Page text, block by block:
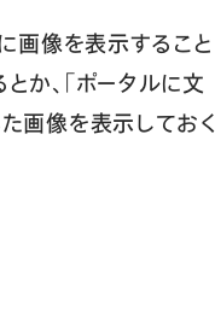
画像を表示すること
か、「ポータルに文
画像を表示しておく